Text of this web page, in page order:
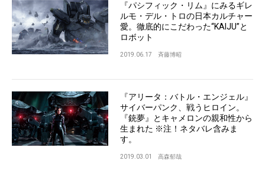
『パシフィック・リム』にみるギレ
ルモ・デル・トロの日本カルチャー
愛。徹底的にこだわった“KAIJU”と
ロボット
2019.06.17 斉藤博昭
『アリータ：バトル・エンジェル』
サイバーパンク、戦うヒロイン。
『銃夢』とキャメロンの親和性から
生まれた ※注！ネタバレ含みま
す。
2019.03.01 高森郁哉